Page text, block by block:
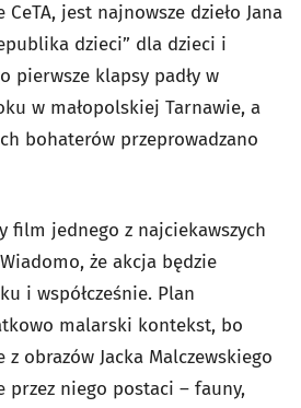
jest najnowsze dzieło Jana
dzieci” dla dzieci i
pierwsze klapsy padły w
w małopolskiej Tarnawie, a
bohaterów przeprowadzano
film jednego z najciekawszych
że akcja będzie
i współcześnie. Plan
malarski kontekst, bo
z obrazów Jacka Malczewskiego
przez niego postaci – fauny,